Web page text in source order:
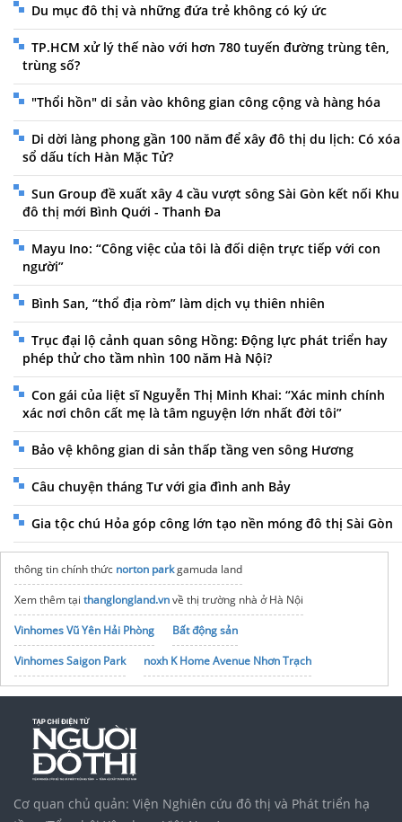
Du mục đô thị và những đứa trẻ không có ký ức
TP.HCM xử lý thế nào với hơn 780 tuyến đường trùng tên,
trùng số?
"Thổi hồn" di sản vào không gian công cộng và hàng hóa
Di dời làng phong gần 100 năm để xây đô thị du lịch: Có xóa
sổ dấu tích Hàn Mặc Tử?
Sun Group đề xuất xây 4 cầu vượt sông Sài Gòn kết nối Khu
đô thị mới Bình Quới - Thanh Đa
Mayu Ino: “Công việc của tôi là đối diện trực tiếp với con
người”
Bình San, “thổ địa ròm” làm dịch vụ thiên nhiên
Trục đại lộ cảnh quan sông Hồng: Động lực phát triển hay
phép thử cho tầm nhìn 100 năm Hà Nội?
Con gái của liệt sĩ Nguyễn Thị Minh Khai: “Xác minh chính
xác nơi chôn cất mẹ là tâm nguyện lớn nhất đời tôi”
Bảo vệ không gian di sản thấp tầng ven sông Hương
Câu chuyện tháng Tư với gia đình anh Bảy
Gia tộc chú Hỏa góp công lớn tạo nền móng đô thị Sài Gòn
thông tin chính thức norton parkgamuda land
Xem thêm tại thanglongland.vnvề thị trường nhà ở Hà Nội
Vinhomes Vũ Yên Hải Phòng
Bất động sản
Vinhomes Saigon Park
noxh K Home Avenue Nhơn Trạch
Tập đoàn Bcons Group
Cơ quan chủ quản: Viện Nghiên cứu đô thị và Phát triển hạ